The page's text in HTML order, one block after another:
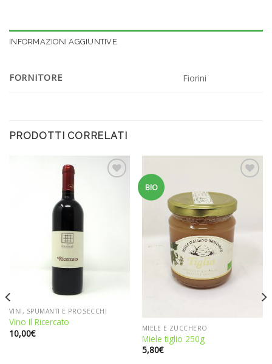
INFORMAZIONI AGGIUNTIVE
FORNITORE Fiorini
PRODOTTI CORRELATI
VINI, SPUMANTI E PROSECCHI
Vino Il Ricercato
10,00€
BIO
lista dei
desideri
MIELE E ZUCCHERO
Miele tiglio 250g
5,80€